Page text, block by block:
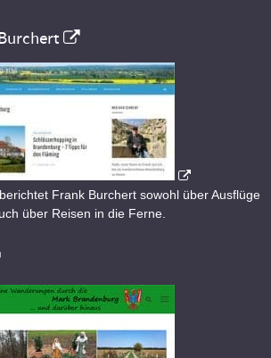
Frank Burchert sowohl über Ausflüge
über Reisen in die Ferne.